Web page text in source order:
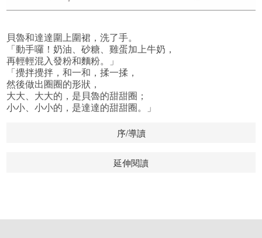
貝魯和達達圍上圍裙，洗了手。
「動手囉！奶油、砂糖、雞蛋加上牛奶，
再輕輕混入發粉和麵粉。」
「攪拌攪拌，和一和，揉一揉，
然後做出圈圈的形狀，
大大、大大的，是貝魯的甜甜圈；
小小、小小的，是達達的甜甜圈。」
序/導讀
延伸閱讀